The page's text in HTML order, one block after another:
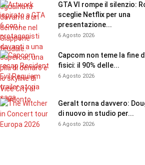
GTA VI rompe il silenzio:
sceglie Netflix per una
presentazione...
6 Agosto 2026
Capcom non teme la fine
fisici: il 90% delle...
6 Agosto 2026
Geralt torna davvero:
di nuovo in studio per...
6 Agosto 2026